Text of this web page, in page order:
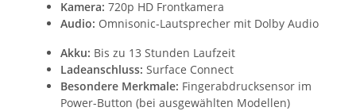
Kamera: 720p HD Frontkamera
Audio: Omnisonic-Lautsprecher mit Dolby Audio
Akku: Bis zu 13 Stunden Laufzeit
Ladeanschluss: Surface Connect
Besondere Merkmale: Fingerabdrucksensor im
Power-Button (bei ausgewählten Modellen)